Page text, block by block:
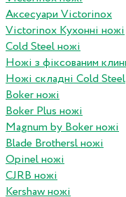
Аксесуари Victorinox
Victorinox Кухонні ножі
Cold Steel ножі
Ножі з фіксованим
Ножі складні Cold Steel
Boker ножі
Boker Plus ножі
Magnum by Boker ножі
Blade Brothersl ножі
Opinel ножі
CJRB ножі
Kershaw ножі